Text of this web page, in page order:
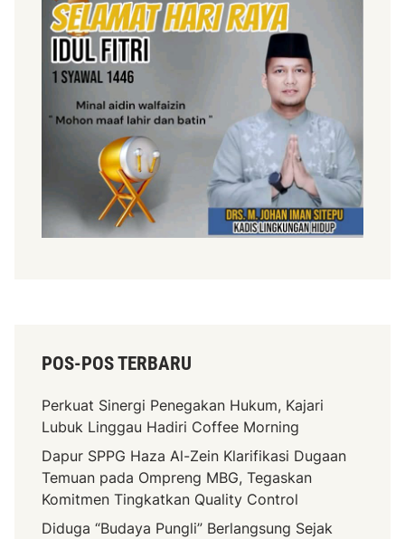
POS-POS TERBARU
Perkuat Sinergi Penegakan Hukum, Kajari
Lubuk Linggau Hadiri Coffee Morning
Dapur SPPG Haza Al-Zein Klarifikasi Dugaan
Temuan pada Ompreng MBG, Tegaskan
Komitmen Tingkatkan Quality Control
Diduga “Budaya Pungli” Berlangsung Sejak